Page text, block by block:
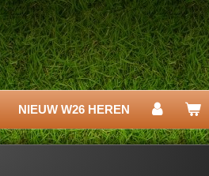
NIEUW W26 HEREN